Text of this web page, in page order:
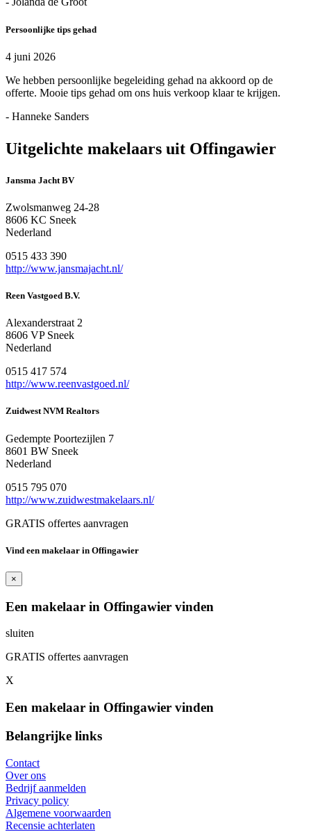
Persoonlijke tips gehad
4 juni 2026
We hebben persoonlijke begeleiding gehad na akkoord op de
offerte. Mooie tips gehad om ons huis verkoop klaar te krijgen.
- Hanneke Sanders
Uitgelichte makelaars uit Offingawier
Jansma Jacht BV
Zwolsmanweg 24-28
8606 KC Sneek
Nederland
0515 433 390
http://www.jansmajacht.nl/
Reen Vastgoed B.V.
Alexanderstraat 2
8606 VP Sneek
Nederland
0515 417 574
http://www.reenvastgoed.nl/
Zuidwest NVM Realtors
Gedempte Poortezijlen 7
8601 BW Sneek
Nederland
0515 795 070
http://www.zuidwestmakelaars.nl/
GRATIS offertes aanvragen
Vind een makelaar in Offingawier
×
Een makelaar in Offingawier vinden
sluiten
GRATIS offertes aanvragen
X
Een makelaar in Offingawier vinden
Belangrijke links
Contact
Over ons
Bedrijf aanmelden
Privacy policy
Algemene voorwaarden
Recensie achterlaten